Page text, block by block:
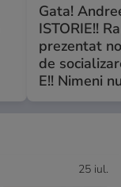
Gata!
ISTORIE!!
prezentat
de
E!! Nimeni
25 iul.